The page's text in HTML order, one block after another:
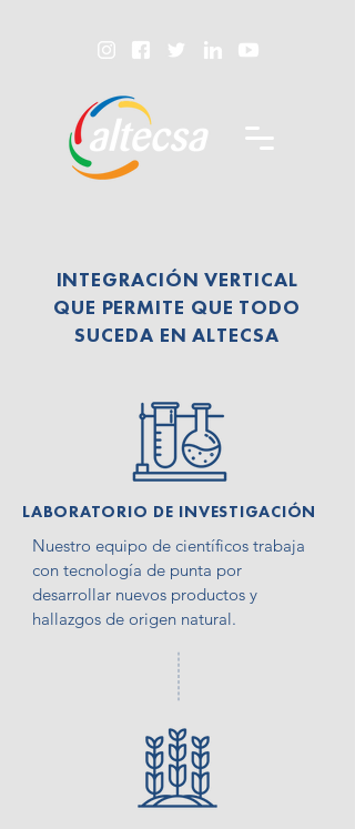
INTEGRACIÓN VERTICAL
QUE PERMITE QUE TODO
SUCEDA EN ALTECSA
LABORATORIO DE INVESTIGACIÓN
Nuestro equipo de científicos trabaja
con tecnología de punta por
desarrollar nuevos productos y
hallazgos de origen natural.